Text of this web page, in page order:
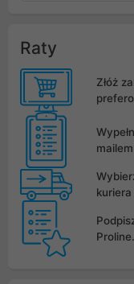
Raty
Złóż
mailem